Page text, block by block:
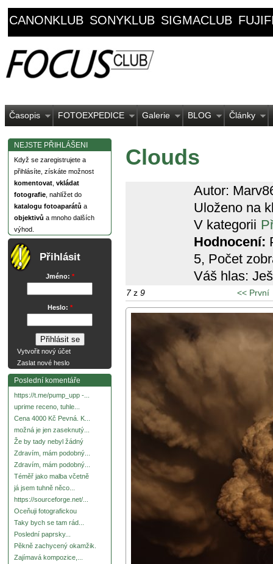
CANONKLUB SONYKLUB SIGMACLUB
Časopis FOTOEXPEDICE Galerie BLOG Články
NEJSTE PŘIHLÁŠENI
Když se zaregistrujete a
přihlásíte, získáte možnost
komentovat vkládat
fotografie , nahlížet do
katalogu fotoaparátů a
objektivů a mnoho dalších
výhod.
Přihlásit
Jméno: *
Heslo: *
Vytvořit nový účet
Zaslat nové heslo
Poslední komentáře
https://t.me/pump_upp -...
uprime receno, tuhle...
Cena 4000 Kč Pevná. K...
možná je jen zaseknutý...
Že by tady nebyl žádný
Zdravím, mám podobný...
Zdravím, mám podobný...
Téměř jako malba včetně
já jsem tuhně něco...
https://sourceforge.net/...
Oceňuji fotografickou
Taky bych se tam rád...
Poslední paprsky...
Pěkně zachycený okamžik.
Zajímavá kompozice,...
Clouds
Autor:
Uloženo na
V kategorii
Hodnocení:
5, Počet
Váš hlas:
7z 9 << První